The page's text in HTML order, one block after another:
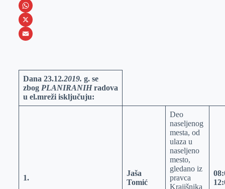
e
b
o
s
s
e
i
n
k
V
i
b
W
h
A
p
X
l
Dana 23.12.2019. g. se
zbog PLANIRANIHradova
u el.mreži isključuju:
1.
Jaša
Tomić
Deo
naseljenog
mesta, od
ulaza u
naseljeno
mesto,
gledano iz
pravca
Krajišnika